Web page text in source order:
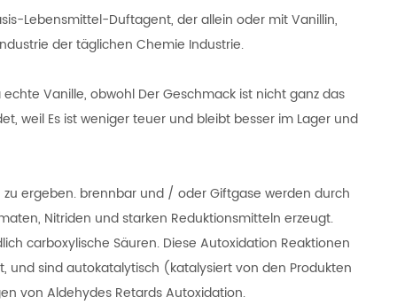
Lebensmittel-Duftagent, der allein oder mit Vanillin,
der täglichen Chemie Industrie.
Vanille, obwohl Der Geschmack ist nicht ganz das
weil Es ist weniger teuer und bleibt besser im Lager und
ergeben. brennbar und / oder Giftgase werden durch
Nitriden und starken Reduktionsmitteln erzeugt.
carboxylische Säuren. Diese Autoxidation Reaktionen
und sind autokatalytisch (katalysiert von den Produkten
von Aldehydes Retards Autoxidation.